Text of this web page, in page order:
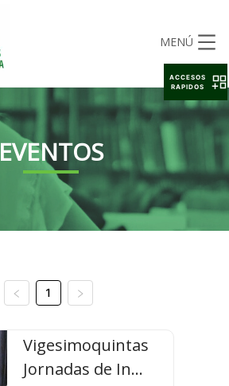
MENÚ
EVENTOS
1
Vigesimoquintas
Jornadas de In...
ACCESOS
RAPIDOS